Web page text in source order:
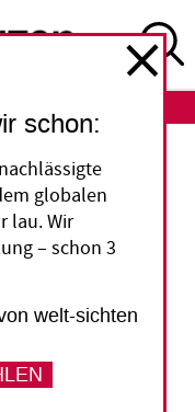
ABO
an
Impfstoffs.
sein
und
schon:
globalen
lau. Wir
– schon 3
welt-sichten